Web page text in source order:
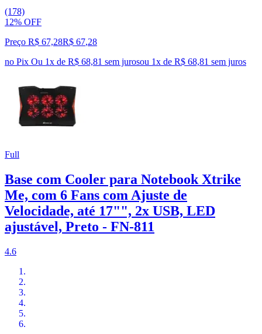
(178)
12% OFF
Preço R$ 67,28R$ 67,28
no Pix Ou 1x de R$ 68,81 sem jurosou 1x de R$ 68,81 sem juros
Full
Base com Cooler para Notebook Xtrike
Me, com 6 Fans com Ajuste de
Velocidade, até 17"", 2x USB, LED
ajustável, Preto - FN-811
4.6